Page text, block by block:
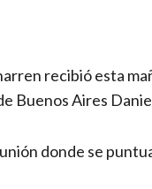
recibió esta
Buenos Aires
donde se